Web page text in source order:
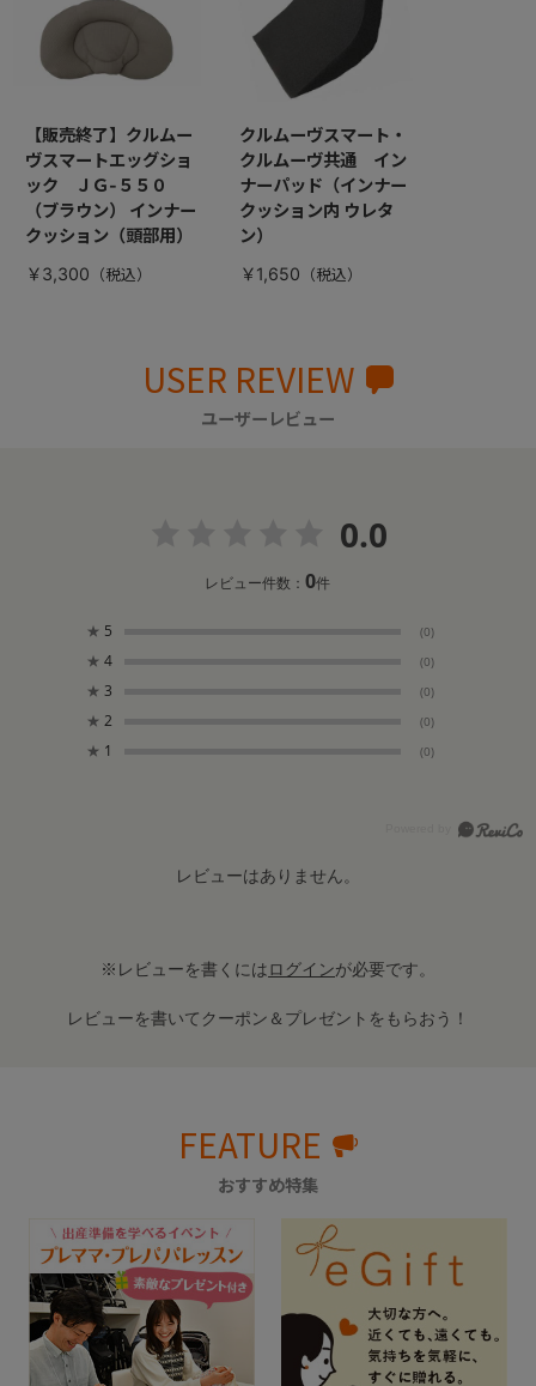
【販売終了】クルムー
ヴスマートエッグショ
ック ＪＧ-５５０
（ブラウン） インナー
クッション（頭部用）
￥3,300
クルムーヴスマート・
クルムーヴ共通 イン
ナーパッド（インナー
クッション内 ウレタ
ン）
￥1,650
USER REVIEW
ユーザーレビュー
0.0
レビュー件数：0件
★ 5 (0)
★ 4 (0)
★ 3 (0)
★ 2 (0)
★ 1 (0)
レビューはありません。
※レビューを書くにはログインが必要です。
レビューを書いてクーポン＆プレゼントをもらおう！
FEATURE
おすすめ特集